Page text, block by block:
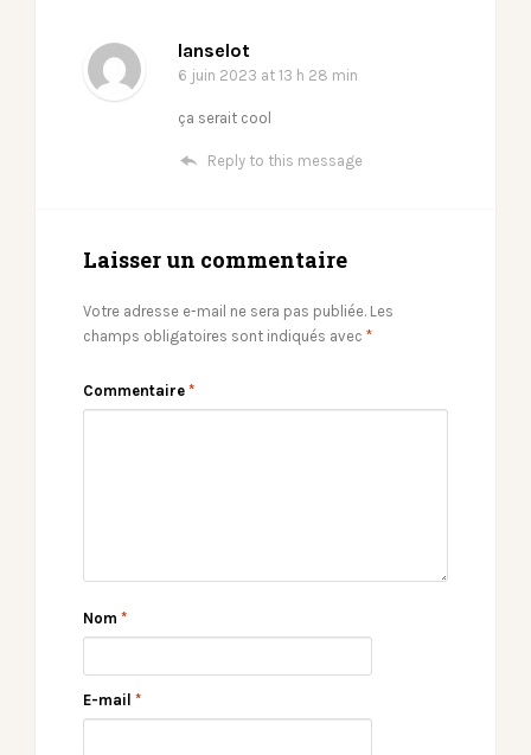
lanselot
6 juin 2023 at 13 h 28 min
ça serait cool
Reply to this message
Laisser un commentaire
Votre adresse e-mail ne sera pas publiée. Les
champs obligatoires sont indiqués avec *
Commentaire *
Nom *
E-mail *